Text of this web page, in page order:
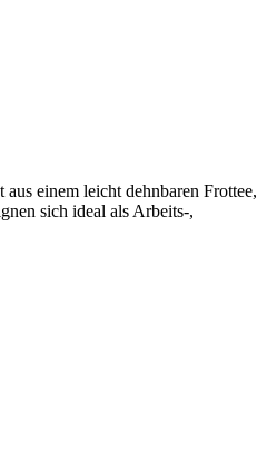
einem leicht dehnbaren Frottee,
sich ideal als Arbeits-,